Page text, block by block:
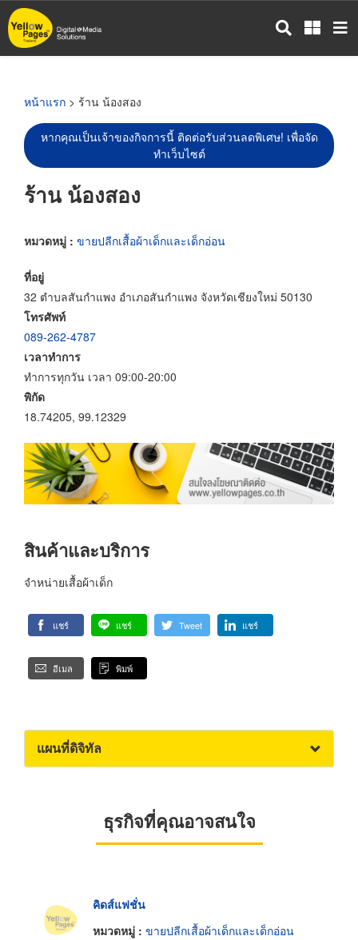
ข้าม
ไป
หน้าแรก > ร้าน น้องสอง
หากคุณเป็นเจ้าของกิจการนี้ ติดต่อรับส่วนลดพิเศษ! เพื่อจัด
ทำเว็บไซต์
ร้าน น้องสอง
หมวดหมู่ : ขายปลีกเสื้อผ้าเด็กและเด็กอ่อน
ที่อยู่
32 ตำบลสันกำแพง อำเภอสันกำแพง จังหวัดเชียงใหม่ 50130
โทรศัพท์
089-262-4787
เวลาทำการ
ทำการทุกวัน เวลา 09:00-20:00
พิกัด
18.74205, 99.12329
สินค้าและบริการ
จำหน่ายเสื้อผ้าเด็ก
แชร์ แชร์ Tweet แชร์
อีเมล พิมพ์
แผนที่ดิจิทัล
ธุรกิจที่คุณอาจสนใจ
คิดส์แฟชั่น
หมวดหมู่ : ขายปลีกเสื้อผ้าเด็กและเด็กอ่อน